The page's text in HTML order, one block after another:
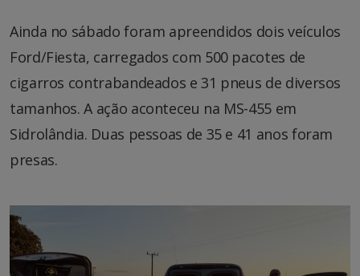
Ainda no sábado foram apreendidos dois veículos
Ford/Fiesta, carregados com 500 pacotes de
cigarros contrabandeados e 31 pneus de diversos
tamanhos. A ação aconteceu na MS-455 em
Sidrolândia. Duas pessoas de 35 e 41 anos foram
presas.